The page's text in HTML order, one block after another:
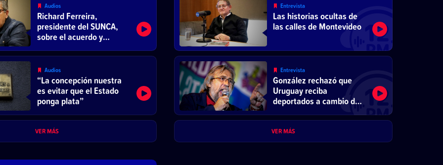
Audios
Richard Ferreira,
presidente del SUNCA,
sobre el acuerdo y
laboral
Audios
“La concepción nuestra
es evitar que el Estado
ponga plata”
VER MÁS
Entrevista
Las historias ocultas de
las calles de Montevideo
Entrevista
González rechazó que
Uruguay reciba
deportados a cambio de
VER MÁS